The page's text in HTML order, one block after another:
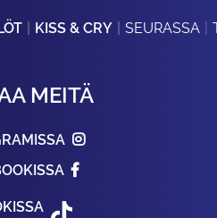
KISS & CRY SEURASSA
MEITÄ